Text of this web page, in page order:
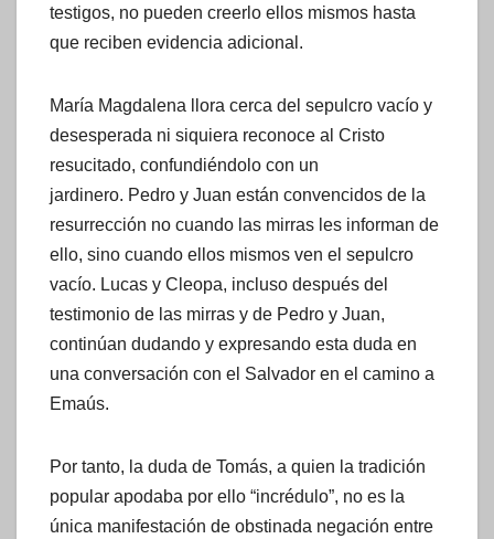
testigos, no pueden creerlo ellos mismos hasta
que reciben evidencia adicional.
María Magdalena llora cerca del sepulcro vacío y
desesperada ni siquiera reconoce al Cristo
resucitado, confundiéndolo con un
jardinero. Pedro y Juan están convencidos de la
resurrección no cuando las mirras les informan de
ello, sino cuando ellos mismos ven el sepulcro
vacío. Lucas y Cleopa, incluso después del
testimonio de las mirras y de Pedro y Juan,
continúan dudando y expresando esta duda en
una conversación con el Salvador en el camino a
Emaús.
Por tanto, la duda de Tomás, a quien la tradición
popular apodaba por ello “incrédulo”, no es la
única manifestación de obstinada negación entre